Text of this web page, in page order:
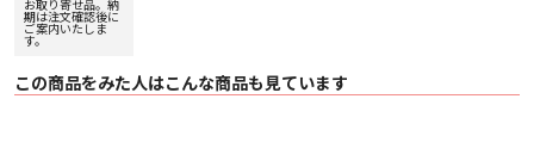
20%アップ実施
中！
お取り寄せ品。納
期は注文確認後に
ご案内いたしま
す。
この商品をみた人はこんな商品も見ています